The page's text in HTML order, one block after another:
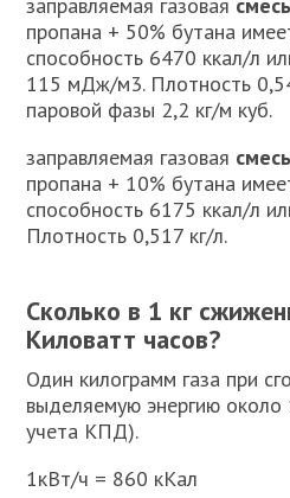
пропана + 50% бутана
способность 6470 ккал/л
115 мДж/м3. Плотность
паровой фазы 2,2 кг/м куб.
заправляемая газовая
пропана + 10% бутана
способность 6175 ккал/л
Плотность 0,517 кг/л.
Сколько в 1 кг
Киловатт часов?
Один килограмм газа при
выделяемую энергию около
учета КПД).
1кВт/ч = 860 кКал